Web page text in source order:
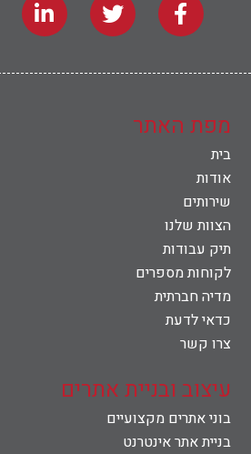
מפת האתר
בית
אודות
שירותים
הצוות שלנו
תיק עבודות
לקוחות מספרים
מדיה חברתית
כדאי לדעת
צרו קשר
עיצוב ובניית אתרים
בוני אתרים מקצועיים
בניית אתר אינטרנט